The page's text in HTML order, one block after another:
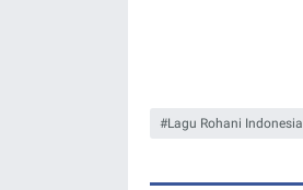
Lagu Rohani Indonesia